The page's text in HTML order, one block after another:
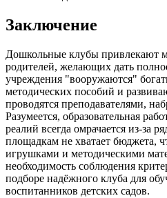
Заключение
Дошкольные клубы привлекают
родителей, желающих дать
учреждения "вооружаются"
методических пособий и
проводятся преподавателями,
Разумеется, образовательная
реалий всегда омрачается из-за
площадкам не хватает бюджета,
игрушками и методическими
необходимость соблюдения
подборе надёжного клуба для
воспитанников детских садов.